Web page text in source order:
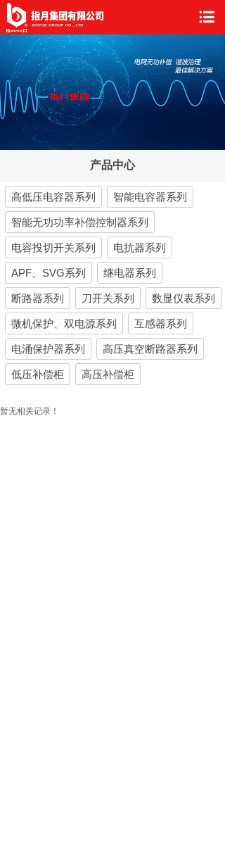
产品中心
高低压电容器系列 智能电容器系列
智能无功功率补偿控制器系列
电容投切开关系列 电抗器系列
APF、SVG系列 继电器系列
断路器系列 刀开关系列 数显仪表系列
微机保护、双电源系列 互感器系列
电涌保护器系列 高压真空断路器系列
低压补偿柜 高压补偿柜
暂无相关记录！